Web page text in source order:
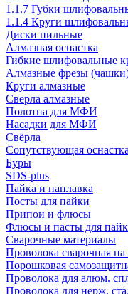
1.1.7 Губки
1.1.4 Круги
Диски пильные
Алмазная оснастка
Гибкие шлифовальные
Алмазные фрезы
Круги алмазные
Сверла алмазные
Полотна для МФИ
Насадки для МФИ
Свёрла
Сопутствующая оснастка
Буры
SDS-plus
Пайка и наплавка
Посты для пайки
Припои и флюсы
Флюсы и пасты для
Сварочные материалы
Проволока сварочная
Порошковая
Проволока для алюм.
Проволока для нерж.